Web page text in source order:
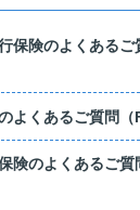
保険のよくある
よくあるご質問
険のよくあるご